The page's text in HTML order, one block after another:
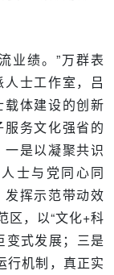
业绩。”万群表
士工作室，吕
体建设的创新
务文化强省的
是以凝聚共识
士与党同心同
挥示范带动效
区，以“文化+科
变式发展；三是
行机制，真正实